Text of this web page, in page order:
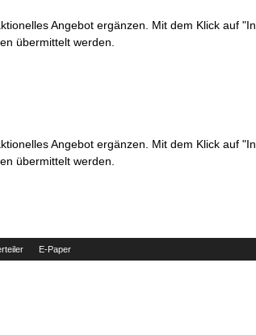
Angebot ergänzen. Mit dem Klick auf
übermittelt werden.
Angebot ergänzen. Mit dem Klick auf
übermittelt werden.
E-Paper